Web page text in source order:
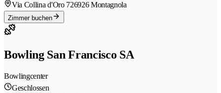
Via Collina d'Oro 726926 Montagnola
Zimmer buchen
Bowling San Francisco SA
Bowlingcenter
Geschlossen